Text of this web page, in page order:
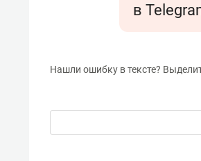
в
Нашли ошибку в тексте?